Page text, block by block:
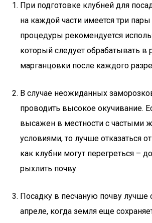
При подготовке клубней для
на каждой части имеется три
процедуры рекомендуется
который следует обрабатывать в
марганцовки после каждого
В случае неожиданных
проводить высокое окучивание.
высажен в местности с частыми
условиями, то лучше отказаться
как клубни могут перегреться –
рыхлить почву.
Посадку в песчаную почву лучше
апреле, когда земля еще